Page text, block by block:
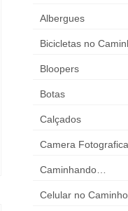
Albergues
Bicicletas no
Bloopers
Botas
Calçados
Camera Fotografica
Caminhando…
Celular no Caminho